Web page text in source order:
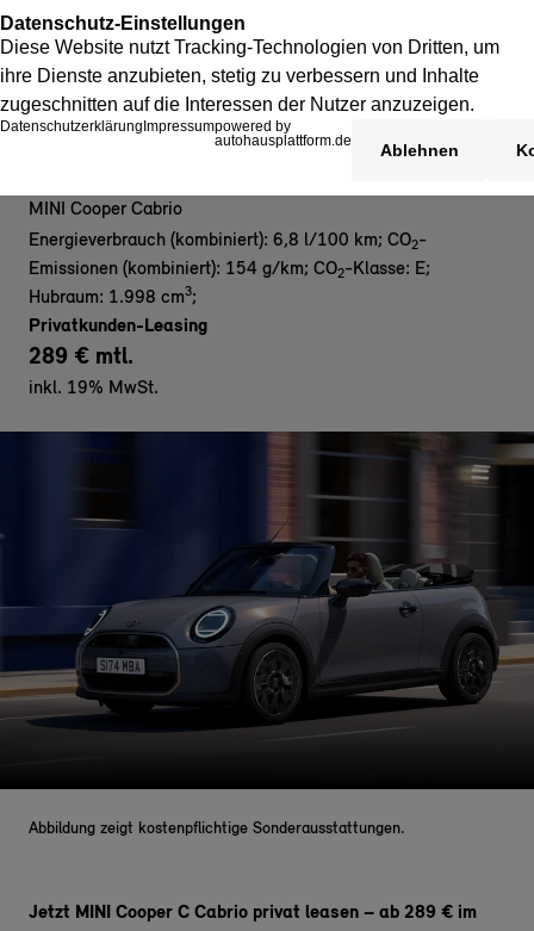
MINI Cooper Cabrio
Energieverbrauch (kombiniert): 6,8 l/100 km; CO2-
Emissionen (kombiniert): 154 g/km; CO2-Klasse: E;
Hubraum: 1.998 cm3;
Privatkunden-Leasing
289 € mtl.
inkl. 19% MwSt.
Abbildung zeigt kostenpflichtige Sonderausstattungen.
Jetzt MINI Cooper C Cabrio privat leasen – ab 289 € im